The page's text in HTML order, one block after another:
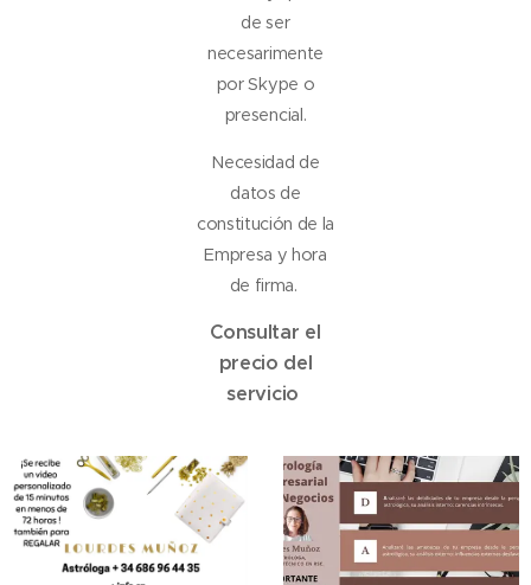
de ser
necesarimente
por Skype o
presencial.
Necesidad de
datos de
constitución de la
Empresa y hora
de firma.
Consultar el
precio del
servicio